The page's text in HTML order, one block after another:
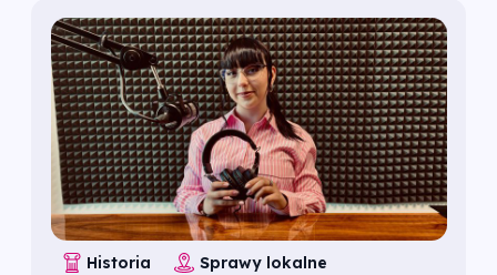
Historia Sprawy lokalne